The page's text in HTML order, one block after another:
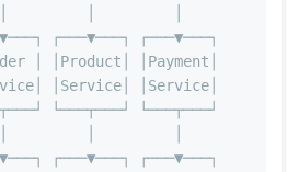
┌───▼───┐ ┌───▼───┐
│ │Product│ │Payment│
│Service│ │Service│
└───┬───┘ └───┬───┘
┌───▼───┐ ┌───▼───┐